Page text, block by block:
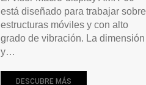
está diseñado para trabajar sobre
estructuras móviles y con alto
grado de vibración. La dimensión
y…
DESCUBRE MÁS